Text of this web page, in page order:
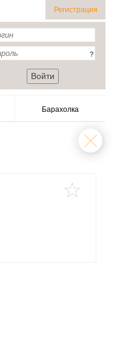
Регистрация
?
Войти
Барахолка